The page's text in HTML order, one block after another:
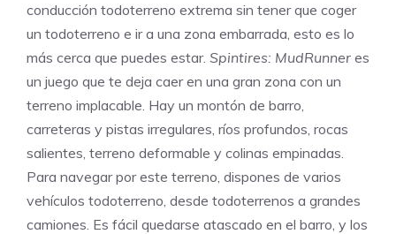
conducción todoterreno extrema sin tener que coger
un todoterreno e ir a una zona embarrada, esto es lo
más cerca que puedes estar. Spintires: MudRunner es
un juego que te deja caer en una gran zona con un
terreno implacable. Hay un montón de barro,
carreteras y pistas irregulares, ríos profundos, rocas
salientes, terreno deformable y colinas empinadas.
Para navegar por este terreno, dispones de varios
vehículos todoterreno, desde todoterrenos a grandes
camiones. Es fácil quedarse atascado en el barro, y los